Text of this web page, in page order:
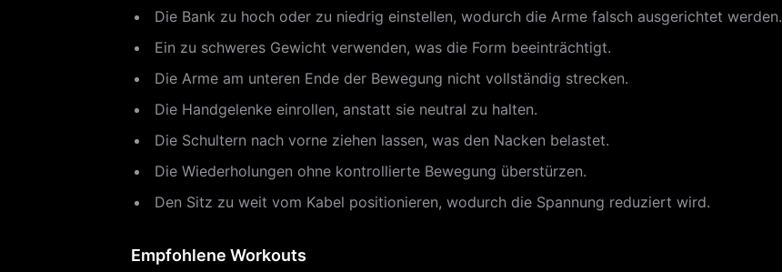
Die Bank zu hoch oder zu niedrig einstellen, wodurch die Arme falsch ausgerichtet werden.
Ein zu schweres Gewicht verwenden, was die Form beeinträchtigt.
Die Arme am unteren Ende der Bewegung nicht vollständig strecken.
Die Handgelenke einrollen, anstatt sie neutral zu halten.
Die Schultern nach vorne ziehen lassen, was den Nacken belastet.
Die Wiederholungen ohne kontrollierte Bewegung überstürzen.
Den Sitz zu weit vom Kabel positionieren, wodurch die Spannung reduziert wird.
Empfohlene Workouts